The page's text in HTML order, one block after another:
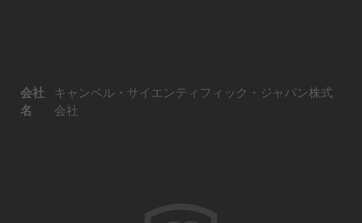
会社
名
キャンベル・サイエンティフィック・ジャパン株式
会社